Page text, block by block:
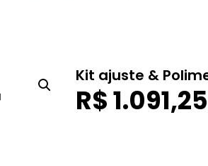
Kit ajuste &
R$1.091,25